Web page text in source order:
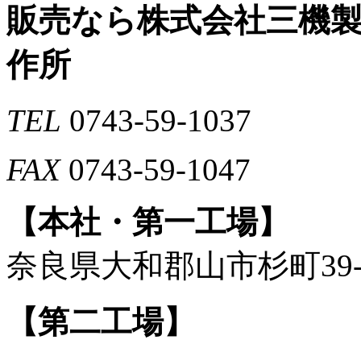
TEL 0743-59-1037
FAX0743-59-1047
【本社・第一工場】
奈良県大和郡山市杉町
【第二工場】